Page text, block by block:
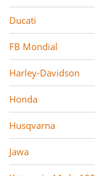
Ducati
FB Mondial
Harley-Davidson
Honda
Husqvarna
Jawa